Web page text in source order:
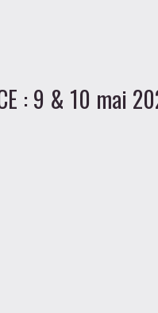
: 9 & 10 mai